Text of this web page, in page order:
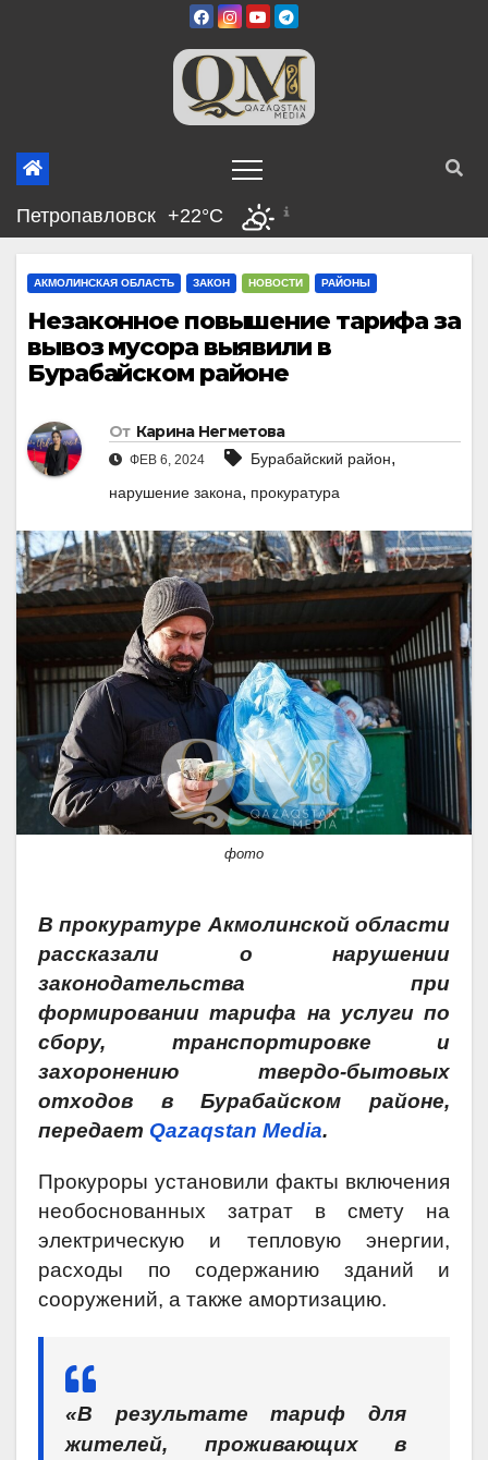
Петропавловск +22°C
АКМОЛИНСКАЯ ОБЛАСТЬ ЗАКОН НОВОСТИ РАЙОНЫ
Незаконное повышение тарифа за
вывоз мусора выявили в
Бурабайском районе
От Карина Негметова
ФЕВ 6, 2024 Бурабайский район,
нарушение закона, прокуратура
фото
В прокуратуре Акмолинской области
рассказали о нарушении
законодательства при
формировании тарифа на услуги по
сбору, транспортировке и
захоронению твердо-бытовых
отходов в Бурабайском районе,
передает Qazaqstan Media.
Прокуроры установили факты включения
необоснованных затрат в смету на
электрическую и тепловую энергии,
расходы по содержанию зданий и
сооружений, а также амортизацию.
«В результате тариф для
жителей, проживающих в